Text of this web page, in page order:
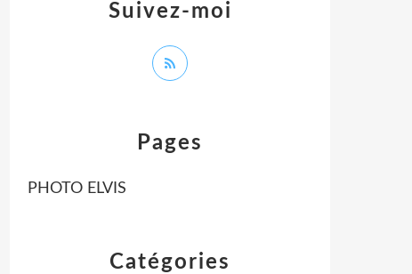
Catégories
Pages
PHOTO ELVIS
Suivez-moi